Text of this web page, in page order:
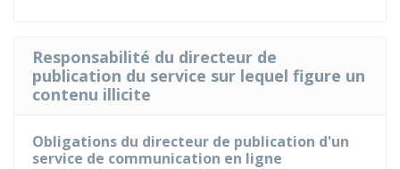
Responsabilité du directeur de
publication du service sur lequel figure un
contenu illicite
Obligations du directeur de publication d'un
service de communication en ligne